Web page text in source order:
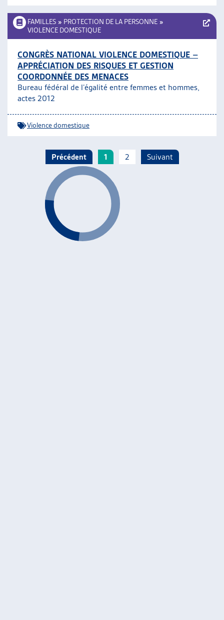
FAMILLES » PROTECTION DE LA PERSONNE »
VIOLENCE DOMESTIQUE
CONGRÈS NATIONAL VIOLENCE DOMESTIQUE –
APPRÉCIATION DES RISQUES ET GESTION
COORDONNÉE DES MENACES
Bureau fédéral de l’égalité entre femmes et hommes,
actes 2012
Violence domestique
Précédent 1 2 Suivant